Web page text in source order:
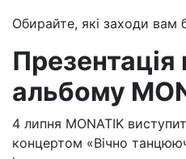
Обирайте, які заходи вам
Презентація
альбому
4 липня MONATIK
концертом «Вічно